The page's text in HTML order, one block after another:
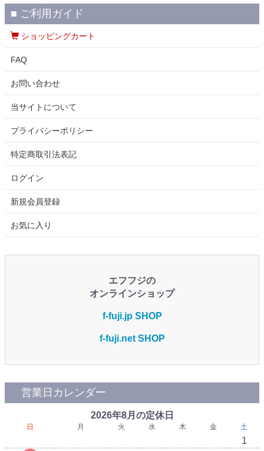
■ ご利用ガイド
ショッピングカート
FAQ
お問い合わせ
当サイトについて
プライバシーポリシー
特定商取引法表記
ログイン
新規会員登録
お気に入り
エフフジの
オンラインショップ
f-fuji.jp SHOP
f-fuji.net SHOP
営業日カレンダー
2026年8月の定休日
日 月 火 水 木 金 土
1